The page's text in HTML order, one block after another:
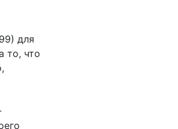
для
то, что